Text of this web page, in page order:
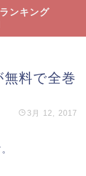
ンキング
無料で全巻
3月 12, 2017